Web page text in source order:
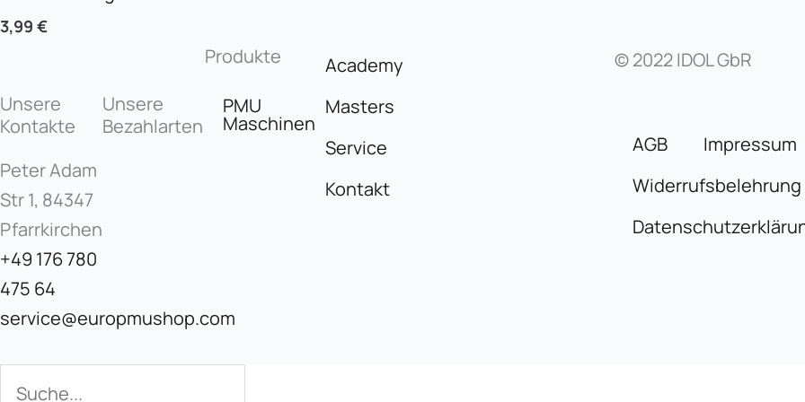
3,99 €
Unsere
Kontakte
Peter Adam
Str 1, 84347
Pfarrkirchen
+49 176 780
475 64
service@europmushop.com
Unsere
Bezahlarten
Produkte
PMU
Maschinen
Academy
Masters
Service
Kontakt
© 2022 IDOL GbR
AGB
Impressum
Widerrufsbelehrung